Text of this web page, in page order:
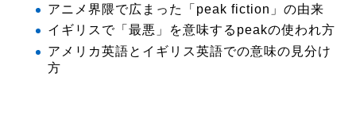
アニメ界隈で広まった「peak fiction」の由来
イギリスで「最悪」を意味するpeakの使われ方
アメリカ英語とイギリス英語での意味の見分け
方